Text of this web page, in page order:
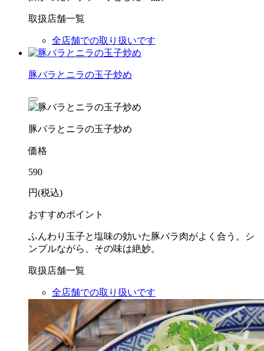
取扱店舗一覧
全店舗での取り扱いです
豚バラとニラの玉子炒め
豚バラとニラの玉子炒め
価格
590
円(税込)
おすすめポイント
ふんわり玉子と塩味の効いた豚バラ肉がよく合う。シ
ンプルながら、その味は絶妙。
取扱店舗一覧
全店舗での取り扱いです